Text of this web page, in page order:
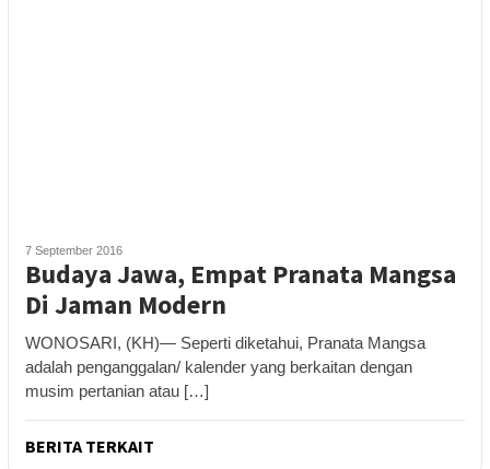
7 September 2016
Budaya Jawa, Empat Pranata Mangsa
Di Jaman Modern
WONOSARI, (KH)— Seperti diketahui, Pranata Mangsa
adalah penganggalan/ kalender yang berkaitan dengan
musim pertanian atau […]
BERITA TERKAIT